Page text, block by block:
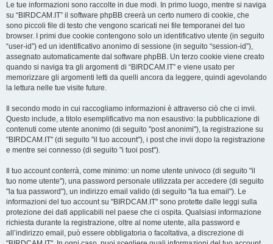
Le tue informazioni sono raccolte in due modi. In primo luogo, mentre si naviga
su “BIRDCAM.IT” il software phpBB creerà un certo numero di cookie, che
sono piccoli file di testo che vengono scaricati nei file temporanei del tuo
browser. I primi due cookie contengono solo un identificativo utente (in seguito
“user-id”) ed un identificativo anonimo di sessione (in seguito “session-id”),
assegnato automaticamente dal software phpBB. Un terzo cookie viene creato
quando si naviga tra gli argomenti di “BIRDCAM.IT” e viene usato per
memorizzare gli argomenti letti da quelli ancora da leggere, quindi agevolando
la lettura nelle tue visite future.
Il secondo modo in cui raccogliamo informazioni è attraverso ciò che ci invii.
Questo include, a titolo esemplificativo ma non esaustivo: la pubblicazione di
contenuti come utente anonimo (di seguito "post anonimi"), la registrazione su
"BIRDCAM.IT" (di seguito "il tuo account"), i post che invii dopo la registrazione
e mentre sei connesso (di seguito "i tuoi post").
Il tuo account conterrà, come minimo: un nome utente univoco (di seguito "il
tuo nome utente"), una password personale utilizzata per accedere (di seguito
"la tua password"), un indirizzo email valido (di seguito "la tua email"). Le
informazioni del tuo account su "BIRDCAM.IT" sono protette dalle leggi sulla
protezione dei dati applicabili nel paese che ci ospita. Qualsiasi informazione
richiesta durante la registrazione, oltre al nome utente, alla password e
all’indirizzo email, può essere obbligatoria o facoltativa, a discrezione di